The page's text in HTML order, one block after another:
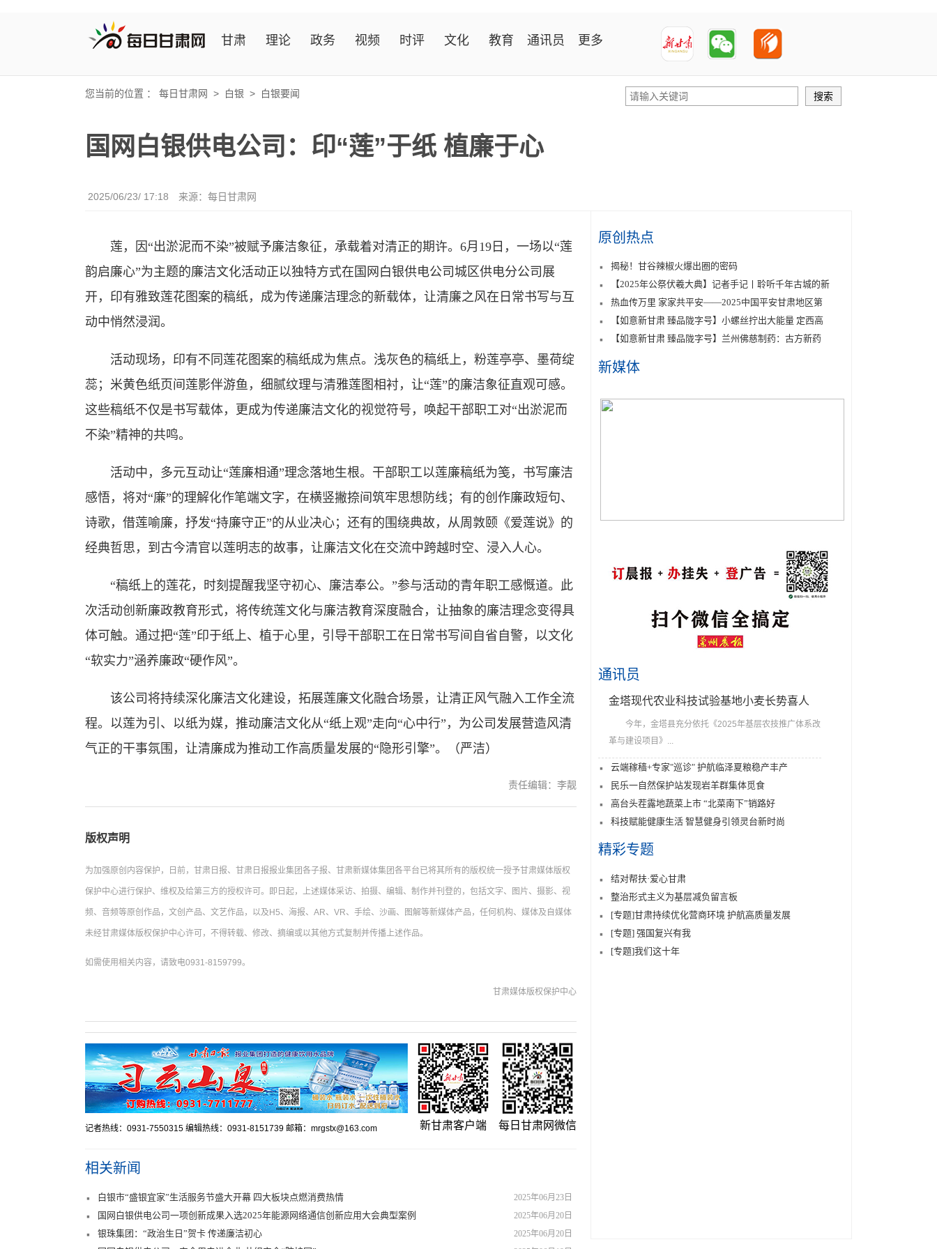
甘肃 理论 政务 视频 时评 文化 教育 通讯员 更多
您当前的位置 ： 每日甘肃网 > 白银 > 白银要闻
国网白银供电公司：印“莲”于纸 植廉于心
2025/06/23/ 17:18 来源： 每日甘肃网
莲，因“出淤泥而不染”被赋予廉洁象征，承载着对清正的期许。6月19日，一场以“莲
韵启廉心”为主题的廉洁文化活动正以独特方式在国网白银供电公司城区供电分公司展
开，印有雅致莲花图案的稿纸，成为传递廉洁理念的新载体，让清廉之风在日常书写与互
动中悄然浸润。
活动现场，印有不同莲花图案的稿纸成为焦点。浅灰色的稿纸上，粉莲亭亭、墨荷绽
蕊；米黄色纸页间莲影伴游鱼，细腻纹理与清雅莲图相衬，让“莲”的廉洁象征直观可感。
这些稿纸不仅是书写载体，更成为传递廉洁文化的视觉符号，唤起干部职工对“出淤泥而
不染”精神的共鸣。
活动中，多元互动让“莲廉相通”理念落地生根。干部职工以莲廉稿纸为笺，书写廉洁
感悟，将对“廉”的理解化作笔端文字，在横竖撇捺间筑牢思想防线；有的创作廉政短句、
诗歌，借莲喻廉，抒发“持廉守正”的从业决心；还有的围绕典故，从周敦颐《爱莲说》的
经典哲思，到古今清官以莲明志的故事，让廉洁文化在交流中跨越时空、浸入人心。
“稿纸上的莲花，时刻提醒我坚守初心、廉洁奉公。”参与活动的青年职工感慨道。此
次活动创新廉政教育形式，将传统莲文化与廉洁教育深度融合，让抽象的廉洁理念变得具
体可触。通过把“莲”印于纸上、植于心里，引导干部职工在日常书写间自省自警，以文化
“软实力”涵养廉政“硬作风”。
该公司将持续深化廉洁文化建设，拓展莲廉文化融合场景，让清正风气融入工作全流
程。以莲为引、以纸为媒，推动廉洁文化从“纸上观”走向“心中行”，为公司发展营造风清
气正的干事氛围，让清廉成为推动工作高质量发展的“隐形引擎”。（严洁）
责任编辑：李靓
版权声明
为加强原创内容保护，日前，甘肃日报、甘肃日报报业集团各子报、甘肃新媒体集团各平台已将其所有的版权统一授予甘肃媒体版权
保护中心进行保护、维权及给第三方的授权许可。即日起，上述媒体采访、拍摄、编辑、制作并刊登的，包括文字、图片、摄影、视
频、音频等原创作品，文创产品、文艺作品，以及H5、海报、AR、VR、手绘、沙画、图解等新媒体产品，任何机构、媒体及自媒体
未经甘肃媒体版权保护中心许可，不得转载、修改、摘编或以其他方式复制并传播上述作品。
如需使用相关内容，请致电0931-8159799。
甘肃媒体版权保护中心
记者热线：0931-7550315 编辑热线：0931-8151739 邮箱：mrgstx@163.com 新甘肃客户端 每日甘肃网微信
相关新闻
2025年06月23日
白银市“盛银宜家”生活服务节盛大开幕 四大板块点燃消费热情
2025年06月20日
国网白银供电公司一项创新成果入选2025年能源网络通信创新应用大会典型案例
2025年06月20日
银珠集团：“政治生日”贺卡 传递廉洁初心
原创热点
揭秘！甘谷辣椒火爆出圈的密码
【2025年公祭伏羲大典】记者手记丨聆听千年古城的新
热血传万里 家家共平安——2025中国平安甘肃地区第
【如意新甘肃 臻品陇字号】小螺丝拧出大能量 定西高
【如意新甘肃 臻品陇字号】兰州佛慈制药：古方新药
新媒体
通讯员
金塔现代农业科技试验基地小麦长势喜人
今年，金塔县充分依托《2025年基层农技推广体系改
革与建设项目》...
云端稼穑+专家"巡诊" 护航临泽夏粮稳产丰产
民乐一自然保护站发现岩羊群集体觅食
高台头茬露地蔬菜上市 “北菜南下”销路好
科技赋能健康生活 智慧健身引领灵台新时尚
精彩专题
结对帮扶·爱心甘肃
整治形式主义为基层减负留言板
[专题]甘肃持续优化营商环境 护航高质量发展
[专题] 强国复兴有我
[专题]我们这十年